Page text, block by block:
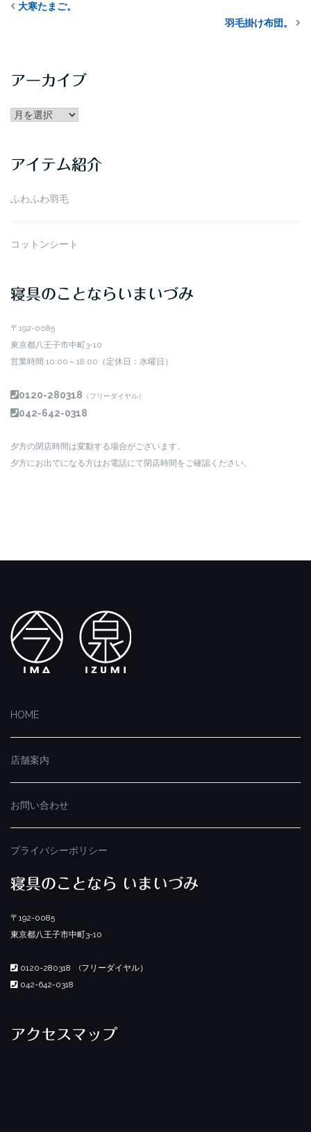
大寒たまご。
羽毛掛け布団。
アーカイブ
アー
ブ
アイテム紹介
ふわふわ羽毛
コットンシート
寝具のことならいまいづみ
〒192-0085
東京都八王子市中町3-10
営業時間 10:00～18:00（定休日：水曜日）
0120-280318 （フリーダイヤル）
042-642-0318
夕方の閉店時間は変動する場合がございます。
夕方にお出でになる方はお電話にて閉店時間をご確認ください。
HOME
店舗案内
お問い合わせ
プライバシーポリシー
寝具のことなら いまいづみ
〒192-0085
東京都八王子市中町3-10
0120-280318 (フリーダイヤル）
042-642-0318
アクセスマップ